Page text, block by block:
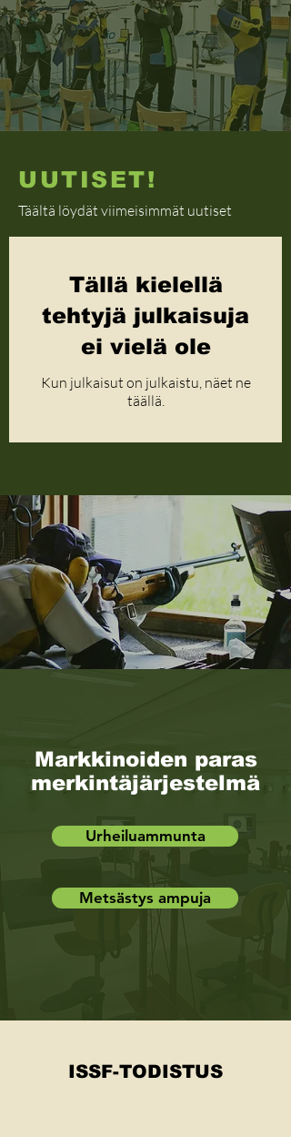
UUTISET!
Täältä löydät viimeisimmät uutiset
Tällä kielellä
tehtyjä julkaisuja
ei vielä ole
Kun julkaisut on julkaistu, näet ne
täällä.
Markkinoiden paras
merkintäjärjestelmä
Urheiluammunta
Metsästys ampuja
ISSF-TODISTUS